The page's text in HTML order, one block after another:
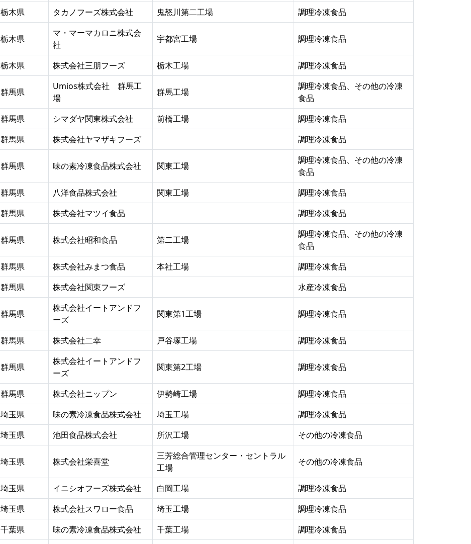
栃木県
タカノフーズ株式会社 鬼怒川第二工場 調理冷凍食品
栃木県
マ・マーマカロニ株式会
社
宇都宮工場 調理冷凍食品
栃木県 株式会社三朋フーズ 栃木工場 調理冷凍食品
群馬県
Umios株式会社 群馬工
場
群馬工場
調理冷凍食品、その他の冷凍
食品
群馬県
シマダヤ関東株式会社 前橋工場
調理冷凍食品
群馬県
株式会社ヤマザキフーズ 調理冷凍食品
群馬県 味の素冷凍食品株式会社 関東工場
調理冷凍食品、その他の冷凍
食品
群馬県
八洋食品株式会社 関東工場
調理冷凍食品
群馬県
株式会社マツイ食品 調理冷凍食品
群馬県 株式会社昭和食品 第二工場
調理冷凍食品、その他の冷凍
食品
群馬県
株式会社みまつ食品 本社工場
調理冷凍食品
群馬県
株式会社関東フーズ 水産冷凍食品
群馬県
株式会社イートアンドフ
ーズ
関東第1工場 調理冷凍食品
群馬県 株式会社二幸 戸谷塚工場 調理冷凍食品
群馬県
株式会社イートアンドフ
ーズ
関東第2工場 調理冷凍食品
群馬県 株式会社ニップン 伊勢崎工場
調理冷凍食品
埼玉県
味の素冷凍食品株式会社 埼玉工場
調理冷凍食品
埼玉県
池田食品株式会社 所沢工場 その他の冷凍食品
埼玉県 株式会社栄喜堂
三芳総合管理センター・セントラル
工場
その他の冷凍食品
埼玉県 イニシオフーズ株式会社 白岡工場
調理冷凍食品
埼玉県
株式会社スワロー食品 埼玉工場
調理冷凍食品
千葉県
味の素冷凍食品株式会社 千葉工場 調理冷凍食品